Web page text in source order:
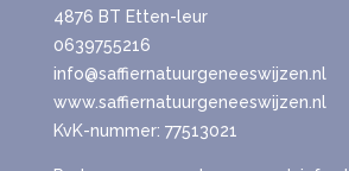
4876 BT Etten-leur
0639755216
info@saffiernatuurgeneeswijzen.nl
www.saffiernatuurgeneeswijzen.nl
KvK-nummer: 77513021